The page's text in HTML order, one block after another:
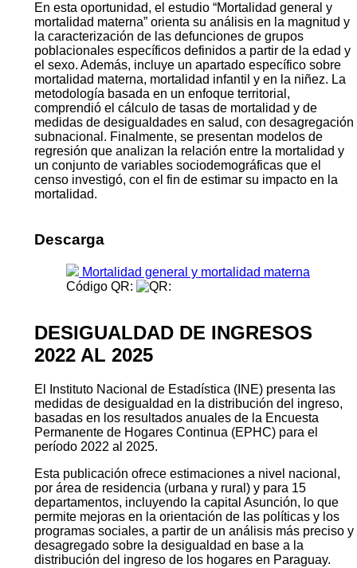
En esta oportunidad, el estudio “Mortalidad general y
mortalidad materna” orienta su análisis en la magnitud y
la caracterización de las defunciones de grupos
poblacionales específicos definidos a partir de la edad y
el sexo. Además, incluye un apartado específico sobre
mortalidad materna, mortalidad infantil y en la niñez. La
metodología basada en un enfoque territorial,
comprendió el cálculo de tasas de mortalidad y de
medidas de desigualdades en salud, con desagregación
subnacional. Finalmente, se presentan modelos de
regresión que analizan la relación entre la mortalidad y
un conjunto de variables sociodemográficas que el
censo investigó, con el fin de estimar su impacto en la
mortalidad.
Descarga
Mortalidad general y mortalidad materna
Código QR:
DESIGUALDAD DE INGRESOS
2022 AL 2025
El Instituto Nacional de Estadística (INE) presenta las
medidas de desigualdad en la distribución del ingreso,
basadas en los resultados anuales de la Encuesta
Permanente de Hogares Continua (EPHC) para el
período 2022 al 2025.
Esta publicación ofrece estimaciones a nivel nacional,
por área de residencia (urbana y rural) y para 15
departamentos, incluyendo la capital Asunción, lo que
permite mejoras en la orientación de las políticas y los
programas sociales, a partir de un análisis más preciso y
desagregado sobre la desigualdad en base a la
distribución del ingreso de los hogares en Paraguay.